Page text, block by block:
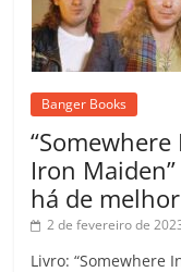
Banger Books
Iron
há de
2 de fevereiro de
Livro: “Somewhere